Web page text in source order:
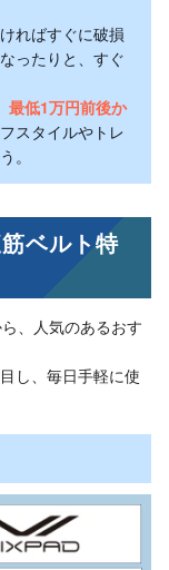
ればすぐに破損
ったりと、すぐ
最低1万円前後か
フスタイルやトレ
。
ベルト特
、人気のあるおす
し、毎日手軽に使